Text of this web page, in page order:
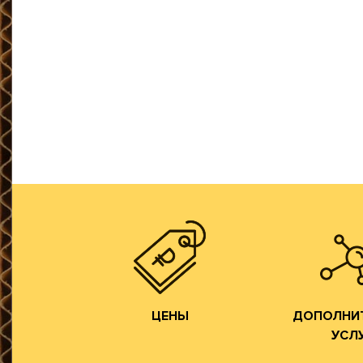
ЦЕНЫ
ЦЕНЫ
Цены на гофротару нашего
производства всегда ниже,
переработчиков, так как
Разработка